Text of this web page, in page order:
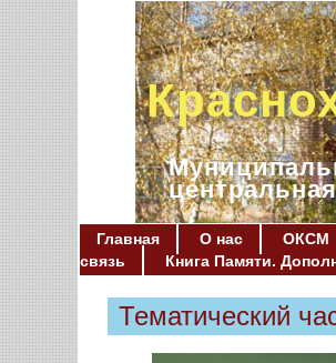
Главная О нас ОКСМ
связь
Книга Памяти.
Тематический